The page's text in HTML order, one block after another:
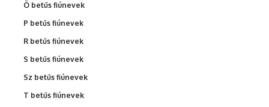
Ö betűs fiúnevek
P betűs fiúnevek
R betűs fiúnevek
S betűs fiúnevek
Sz betűs fiúnevek
T betűs fiúnevek